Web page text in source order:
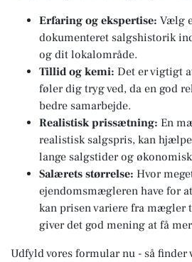
Erfaring og ekspertise: Vælg
dokumenteret salgshistorik
og dit lokalområde.
Tillid og kemi: Det er vigtigt
føler dig tryg ved, da en god
bedre samarbejde.
Realistisk prissætning: En
realistisk salgspris, kan
lange salgstider og
Salærets størrelse: Hvor
ejendomsmægleren have for
kan prisen variere fra
giver det god mening at få
Udfyld vores formular nu - så